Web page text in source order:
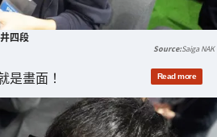
四段
Saiga NAK
是畫面！